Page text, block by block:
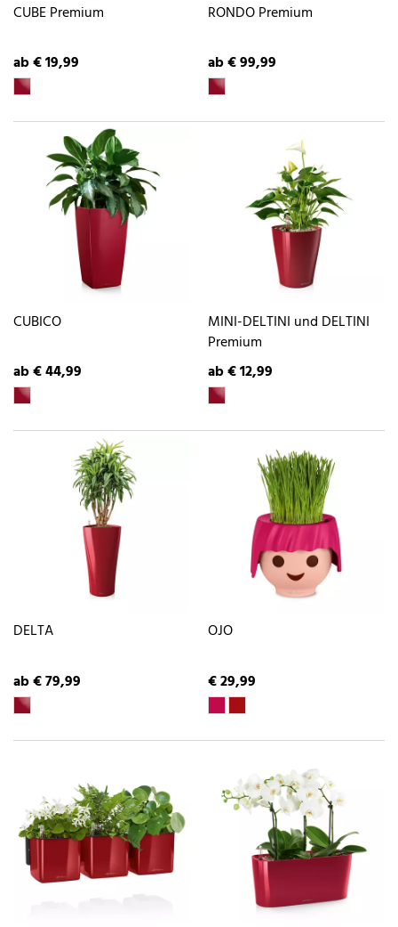
CUBE Premium
ab € 19,99
RONDO Premium
ab € 99,99
CUBICO
ab € 44,99
MINI-DELTINI und DELTINI
Premium
ab € 12,99
DELTA
ab € 79,99
OJO
€ 29,99